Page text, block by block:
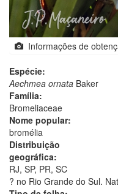
Informações de
Espécie:
Aechmea ornata Baker
Família:
Bromeliaceae
Nome popular:
bromélia
Distribuição
geográfica:
RJ, SP, PR, SC
? no Rio Grande do Sul.